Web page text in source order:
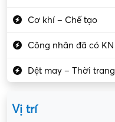
Cơ khí – Chế tạo
Công nhân đã có KN
Dệt may – Thời trang
Vị trí